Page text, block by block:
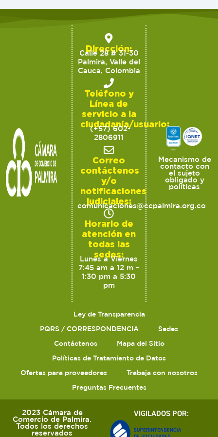
Dirección:
Calle 28 # 31-30
Palmira, Valle del
Cauca, Colombia
Teléfono y
Línea de
servicio a la
ciudadanía/usuario:
(+57) 602-
2806911
Correo
contáctenos
y/o
notificaciones
judiciales:
comunicaciones@ccpalmira.org.co
Horario de
atención en
todas las
sedes:
Lunes a Viernes
7:45 am a 12 m –
1:30 pm a 5:30
pm
Mecanismo de
contacto con
el sujeto
obligado y
políticas
Ley de Transparencia
PQRS / CORRESPONDENCIA
Sedes
Contáctenos
Mapa del Sitio
Políticas de Tratamiento de Datos
Ofertas para proveedores
Trabaja con nosotros
Preguntas Frecuentes
2023 Cámara de
Comercio de Palmira.
Todos los derechos
reservados
VIGILADOS POR: